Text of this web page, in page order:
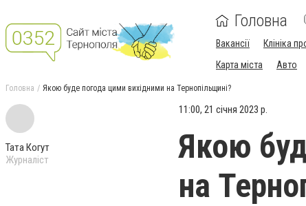
Головна
Вакансії Клініка
Карта міста
Авто
Головна Якою буде погода цими вихідними на Тернопільщині?
Тата Когут
Журналіст
11:00, 21 січня 2023 р.
Якою
на